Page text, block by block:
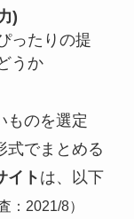
)
ったりの提
うか
ものを選定
式でまとめる
イトは、以下
：2021/8）